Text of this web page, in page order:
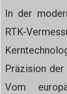
In der
RTK-
Präzision
Vom